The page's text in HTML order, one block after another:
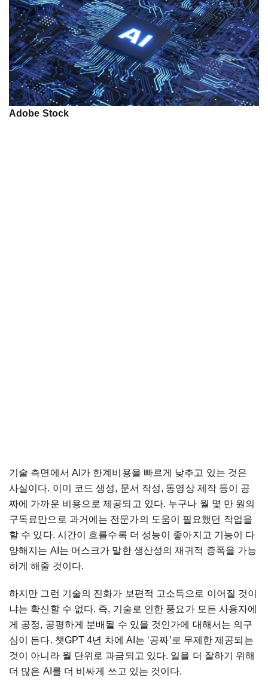
Adobe Stock
기술 측면에서 AI가 한계비용을 빠르게 낮추고 있는 것은
사실이다. 이미 코드 생성, 문서 작성, 동영상 제작 등이 공
짜에 가까운 비용으로 제공되고 있다. 누구나 월 몇 만 원의
구독료만으로 과거에는 전문가의 도움이 필요했던 작업을
할 수 있다. 시간이 흐를수록 더 성능이 좋아지고 기능이 다
양해지는 AI는 머스크가 말한 생산성의 재귀적 증폭을 가능
하게 해줄 것이다.
하지만 그런 기술의 진화가 보편적 고소득으로 이어질 것이
냐는 확신할 수 없다. 즉, 기술로 인한 풍요가 모든 사용자에
게 공정, 공평하게 분배될 수 있을 것인가에 대해서는 의구
심이 든다. 챗GPT 4년 차에 AI는 ‘공짜’로 무제한 제공되는
것이 아니라 월 단위로 과금되고 있다. 일을 더 잘하기 위해
더 많은 AI를 더 비싸게 쓰고 있는 것이다.